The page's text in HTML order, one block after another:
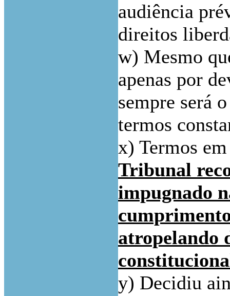
audiência
direitos
w) Mesmo
apenas por
sempre será
termos
x) Termos
Tribunal
impugnado
atropelando
y) Decidiu